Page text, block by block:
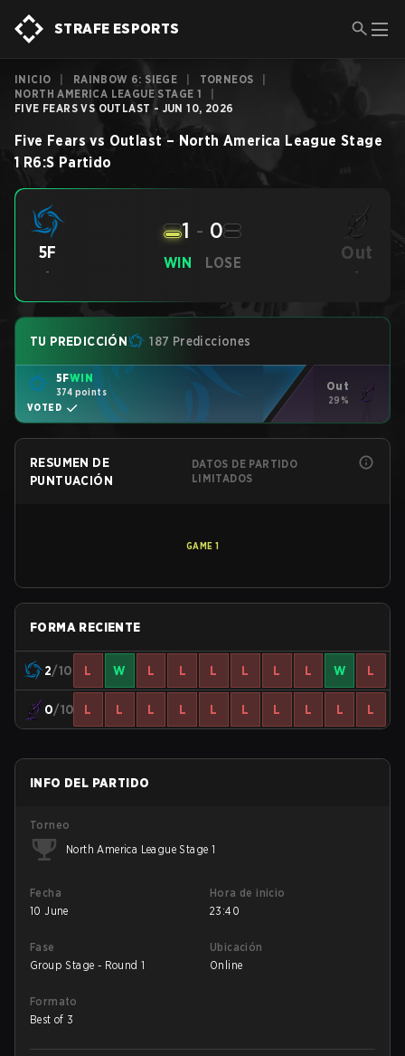
STRAFE ESPORTS
INICIO RAINBOW 6: SIEGE TORNEOS
NORTH AMERICA LEAGUE STAGE 1
FIVE FEARS VS OUTLAST - JUN 10, 2026
Five Fears vs Outlast – North America League Stage
1 R6:S Partido
5F
-
WIN
1 - 0
LOSE Out
-
TU PREDICCIÓN 187 Predicciones
5FWIN
374 points
VOTED
Out
29%
RESUMEN DE
PUNTUACIÓN
DATOS DE PARTIDO
LIMITADOS
GAME 1
FORMA RECIENTE
2/10 L W L L L L L L W L
0/10 L L L L L L L L L L
INFO DEL PARTIDO
Torneo
North America League Stage 1
Fecha
10 June
Hora de inicio
23:40
Fase
Group Stage - Round 1
Ubicación
Online
Formato
Best of 3